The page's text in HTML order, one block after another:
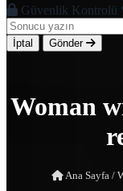
Güvenlik Kontrolü
İptal Gönder
Woman
Ana Sayfa /